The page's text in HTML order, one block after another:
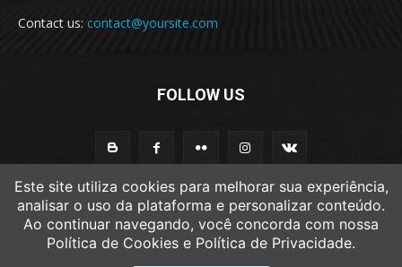
Contact us: contact@yoursite.com
FOLLOW US
© Newspaper WordPress Theme by TagDiv
Este site utiliza cookies para melhorar sua experiência,
analisar o uso da plataforma e personalizar conteúdo.
Ao continuar navegando, você concorda com nossa
Política de Cookies e Política de Privacidade.